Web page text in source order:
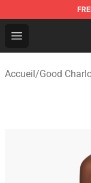
Open menu
Good
Accueil/Good